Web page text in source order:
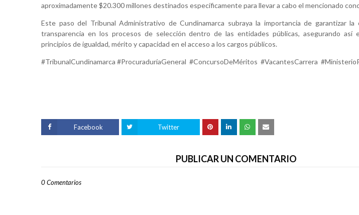
aproximadamente $20.300 millones destinados específicamente para llevar a cabo el mencionado
Este paso del Tribunal Administrativo de Cundinamarca subraya la importancia de garantizar la
transparencia en los procesos de selección dentro de las entidades públicas, asegurando así
principios de igualdad, mérito y capacidad en el acceso a los cargos públicos.
#TribunalCundinamarca #ProcuraduríaGeneral #ConcursoDeMéritos #VacantesCarrera
Facebook Twitter
PUBLICAR UN COMENTARIO
0 Comentarios